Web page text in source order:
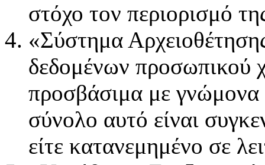
στόχο τον περιορισμό
«Σύστημα
δεδομένων προσωπικού
προσβάσιμα με γνώμονα
σύνολο αυτό είναι
είτε κατανεμημένο σε